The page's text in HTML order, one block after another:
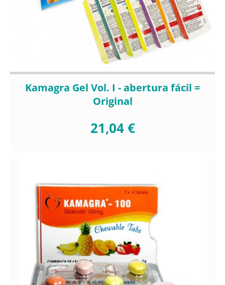
Kamagra Gel Vol. I - abertura fácil =
Original
21,04 €